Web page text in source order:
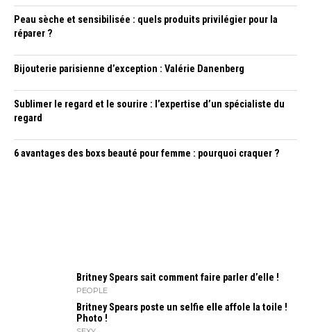
Peau sèche et sensibilisée : quels produits privilégier pour la
réparer ?
Bijouterie parisienne d’exception : Valérie Danenberg
Sublimer le regard et le sourire : l’expertise d’un spécialiste du
regard
6 avantages des boxs beauté pour femme : pourquoi craquer ?
Britney Spears sait comment faire parler d’elle !
PEOPLE
Britney Spears poste un selfie elle affole la toile !
Photo !